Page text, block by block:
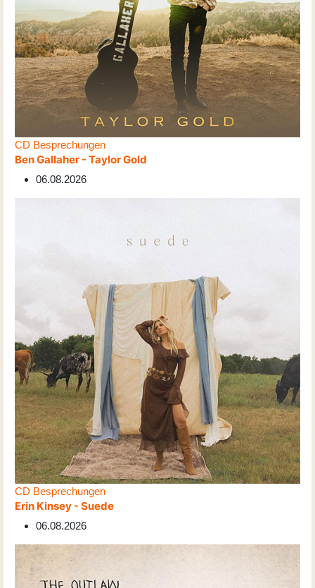
CD Besprechungen
Ben Gallaher - Taylor Gold
06.08.2026
CD Besprechungen
Erin Kinsey - Suede
06.08.2026